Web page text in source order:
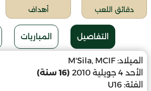
دقائق اللعب أهداف
التفاصيل المباريات
الميلاد: M'Sila, MCIF
الأحد 4 جويلية 2010
(16 سنة)
الفئة: U16